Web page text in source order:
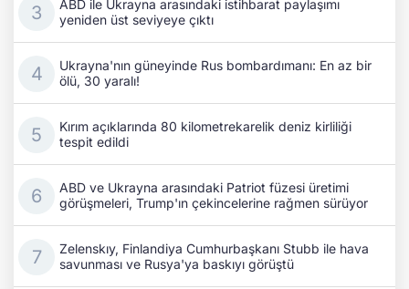
ABD ile Ukrayna arasındaki istihbarat paylaşımı
yeniden üst seviyeye çıktı
Ukrayna'nın güneyinde Rus bombardımanı: En az bir
ölü, 30 yaralı!
Kırım açıklarında 80 kilometrekarelik deniz kirliliği
tespit edildi
ABD ve Ukrayna arasındaki Patriot füzesi üretimi
görüşmeleri, Trump'ın çekincelerine rağmen sürüyor
Zelenskıy, Finlandiya Cumhurbaşkanı Stubb ile hava
savunması ve Rusya'ya baskıyı görüştü